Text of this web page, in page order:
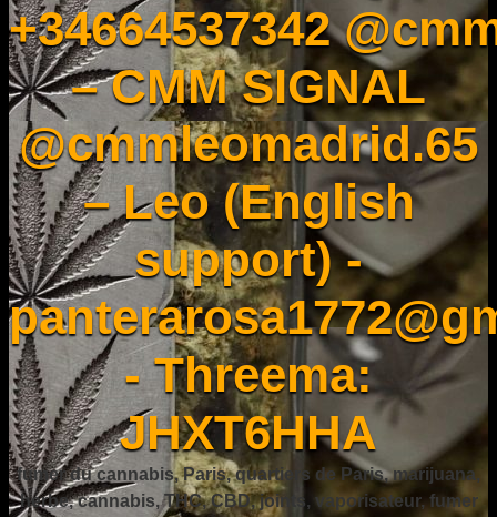
+34664537342
– CMM SIGNAL
@cmmleomadrid.65
– Leo (English
support) -
- Threema:
JHXT6HHA
fumer du cannabis, Paris, quartiers de Paris, marijuana,
herbe, cannabis, THC, CBD, joints, vaporisateur, fumer